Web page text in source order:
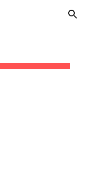
Skip to navigation